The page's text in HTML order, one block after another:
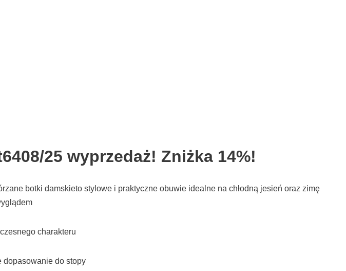
25 wyprzedaż! Zniżka 14%!
botki damskieto stylowe i praktyczne obuwie idealne na chłodną jesień oraz zimę
charakteru
dopasowanie do stopy